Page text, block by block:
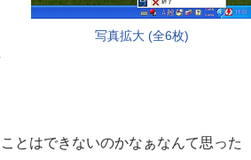
写真拡大 (全6枚)
とはできないのかなぁなんて思った